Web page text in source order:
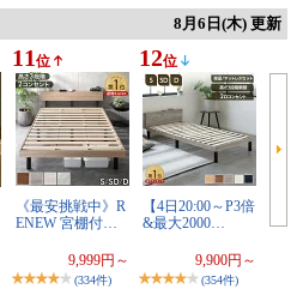
8月6日(木) 更新
11 位
《最安挑戦中》R
ENEW 宮棚付…
9,999円～
(334件)
12位
【4日20:00～P3倍
&最大2000…
9,900円～
(354件)